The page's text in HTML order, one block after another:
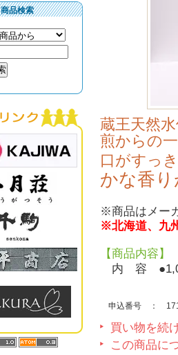
商品検索
蔵王天然
煎からの
口がすっ
かな香
※商品はメー
※北海道、九
【商品内容】
内 容
申込番号 ：
買い物を続
この商品に